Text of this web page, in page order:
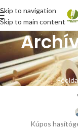
Skip to navigation
Skip to main content
Kúpos